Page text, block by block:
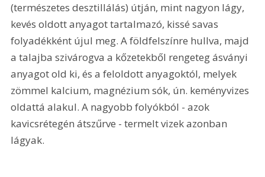
(természetes desztillálás) útján, mint nagyon lágy,
kevés oldott anyagot tartalmazó, kissé savas
folyadékként újul meg. A földfelszínre hullva, majd
a talajba szivárogva a kőzetekből rengeteg ásványi
anyagot old ki, és a feloldott anyagoktól, melyek
zömmel kalcium, magnézium sók, ún. keményvizes
oldattá alakul. A nagyobb folyókból - azok
kavicsrétegén átszűrve - termelt vizek azonban
lágyak.